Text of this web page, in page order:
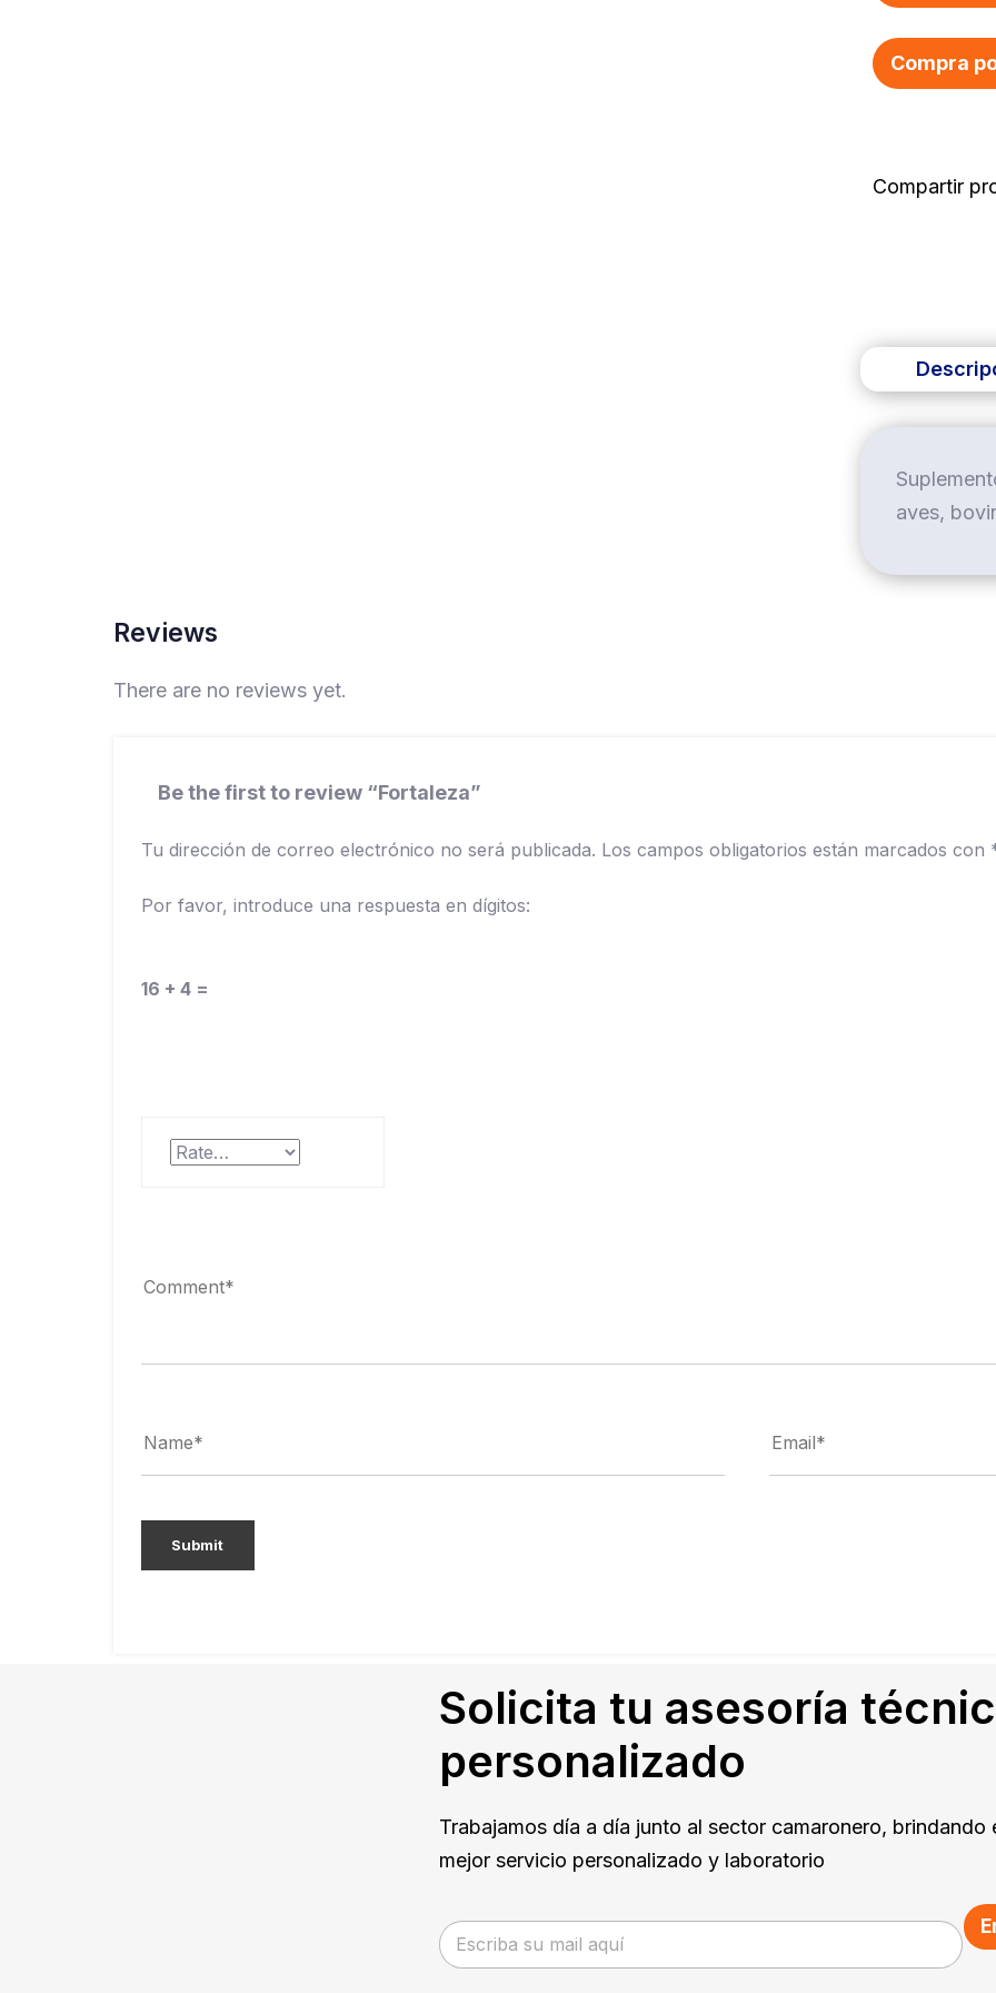
Compra
aves,
Reviews
There are no reviews yet.
Be the first to review “Fortaleza”
Tu dirección de correo electrónico no será publicada. Los campos obligatorios están marcados con
Por favor, introduce una respuesta en dígitos:
16 + 4 =
Solicita tu asesoría
personalizado
Trabajamos día a día junto al sector camaronero, brindando
mejor servicio personalizado y laboratorio
E
m
a